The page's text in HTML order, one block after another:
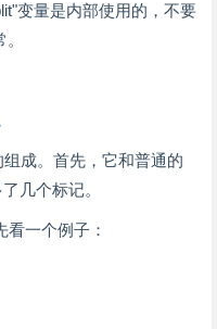
变量是内部使用的，不要
成。首先，它和普通的
几个标记。
一个例子：